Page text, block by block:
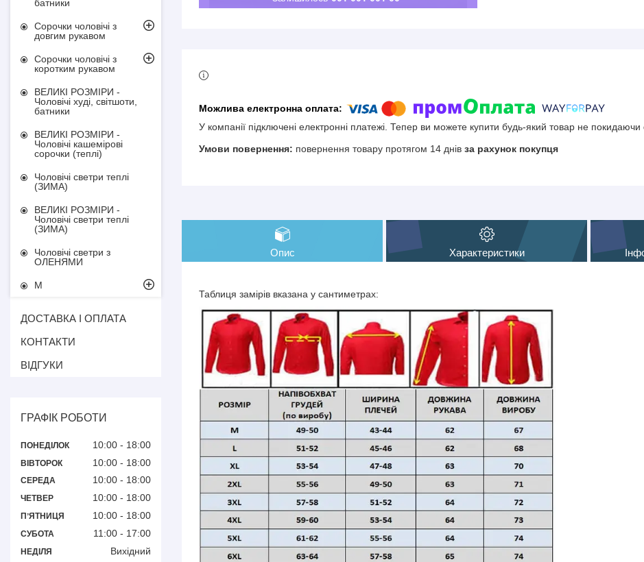
У компанії підключені електронні платежі. Тепер ви можете купити будь-який товар не покидаючи
повернення товару протягом 14 днів за рахунок покупця
Опис Характеристики
Таблиця замірів вказана у сантиметрах:
батники
Сорочки чоловічі з
довгим рукавом
Сорочки чоловічі з
коротким рукавом
ВЕЛИКІ РОЗМІРИ -
Чоловічі худі, світшоти,
батники
ВЕЛИКІ РОЗМІРИ -
Чоловічі кашемірові
сорочки (теплі)
Чоловічі светри теплі
(ЗИМА)
ВЕЛИКІ РОЗМІРИ -
Чоловічі светри теплі
(ЗИМА)
Чоловічі светри з
ОЛЕНЯМИ
М
ДОСТАВКА І ОПЛАТА
КОНТАКТИ
ВІДГУКИ
ГРАФІК РОБОТИ
ПОНЕДІЛОК 10:00 18:00
ВІВТОРОК 10:00 18:00
СЕРЕДА 10:00 18:00
ЧЕТВЕР 10:00 18:00
ПʼЯТНИЦЯ 10:00 18:00
СУБОТА 11:00 17:00
НЕДІЛЯ Вихідний